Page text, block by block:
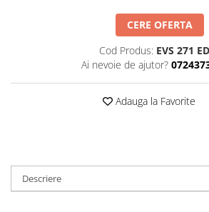
CERE OFERTA
Cod Produs: EVS 271 ED
Ai nevoie de ajutor?
Adauga la Favorite
Descriere